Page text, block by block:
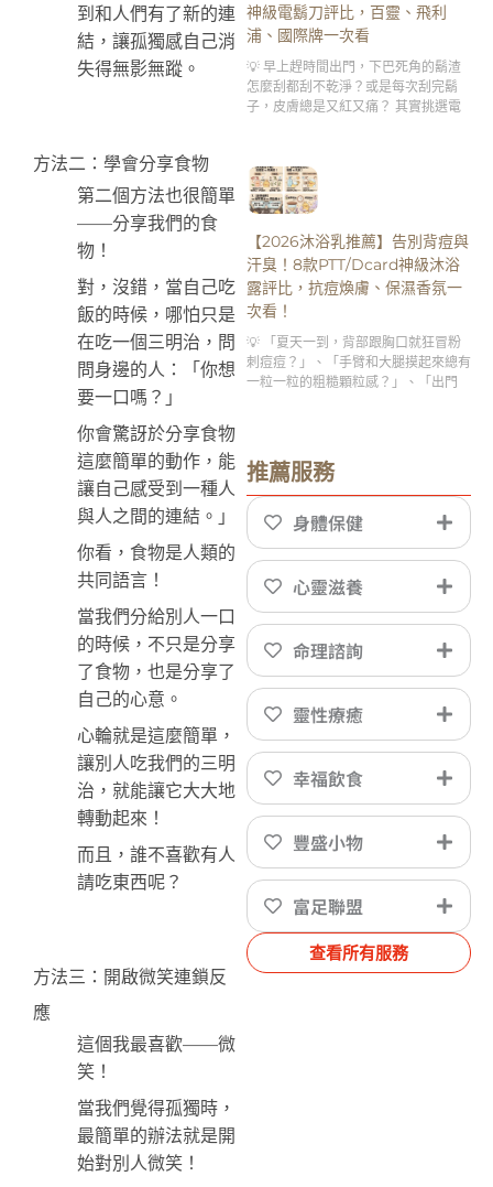
到和人們有了新的連
結，讓孤獨感自己消
失得無影無蹤。
方法二：學會分享食物
第二個方法也很簡單
——分享我們的食
物！
對，沒錯，當自己吃
飯的時候，哪怕只是
在吃一個三明治，問
問身邊的人：「你想
要一口嗎？」
你會驚訝於分享食物
這麼簡單的動作，能
讓自己感受到一種人
與人之間的連結。」
你看，食物是人類的
共同語言！
當我們分給別人一口
的時候，不只是分享
了食物，也是分享了
自己的心意。
心輪就是這麼簡單，
讓別人吃我們的三明
治，就能讓它大大地
轉動起來！
而且，誰不喜歡有人
請吃東西呢？
方法三：開啟微笑連鎖反
應
這個我最喜歡——微
笑！
當我們覺得孤獨時，
最簡單的辦法就是開
始對別人微笑！
神級電鬍刀評比，百靈、飛利
浦、國際牌一次看
💡 早上趕時間出門，下巴死角的鬍渣
怎麼刮都刮不乾淨？或是每次刮完鬍
子，皮膚總是又紅又痛？ 其實挑選電
【2026沐浴乳推薦】告別背痘與
汗臭！8款PTT/Dcard神級沐浴
露評比，抗痘煥膚、保濕香氛一
次看！
💡 「夏天一到，背部跟胸口就狂冒粉
刺痘痘？」、「手臂和大腿摸起來總有
一粒一粒的粗糙顆粒感？」、「出門
推薦服務
身體保健
心靈滋養
命理諮詢
靈性療癒
幸福飲食
豐盛小物
富足聯盟
查看所有服務